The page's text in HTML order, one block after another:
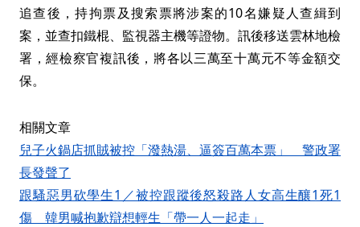
追查後，持拘票及搜索票將涉案的10名嫌疑人查緝到
案，並查扣鐵棍、監視器主機等證物。訊後移送雲林地檢
署，經檢察官複訊後，將各以三萬至十萬元不等金額交
保。
相關文章
兒子火鍋店抓賊被控「潑熱湯、逼簽百萬本票」 警政署
長發聲了
跟騷惡男砍學生1／被控跟蹤後怒殺路人女高生釀1死1
傷 韓男喊抱歉辯想輕生「帶一人一起走」